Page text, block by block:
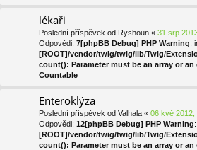
lékaři
Poslední příspěvek od Ryshoun « 31 srp
Odpovědi: 7[phpBB Debug] PHP Warning:
[ROOT]/vendor/twig/twig/lib/Twig/
count(): Parameter must be an array or
Countable
Enteroklýza
Poslední příspěvek od Valhala « 06 kvě 2012,
Odpovědi: 12[phpBB Debug] PHP Warning
[ROOT]/vendor/twig/twig/lib/Twig/
count(): Parameter must be an array or